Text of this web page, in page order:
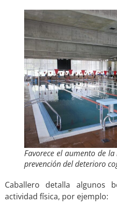
Favorece el aumento de
prevención del deterioro
Caballero detalla algunos
actividad física, por ejemplo: